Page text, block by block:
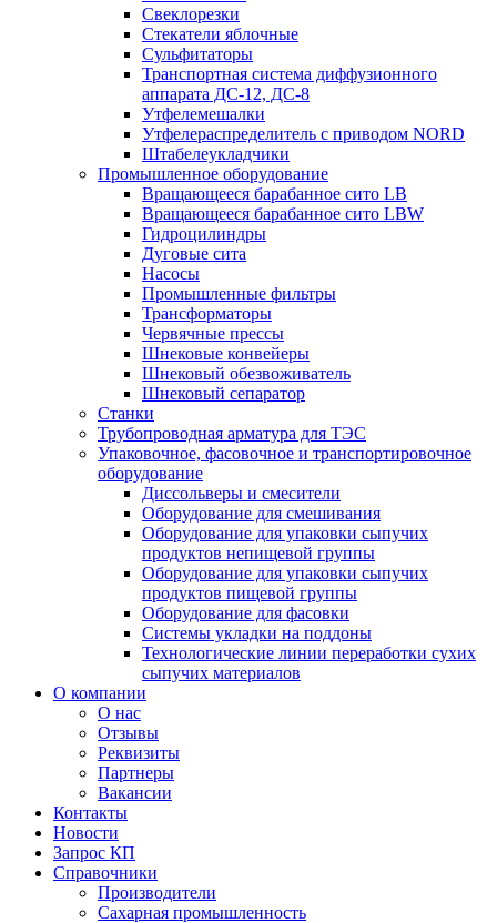
Свеклорезки
Стекатели яблочные
Сульфитаторы
Транспортная система диффузионного
аппарата ДС-12, ДС-8
Утфелемешалки
Утфелераспределитель с приводом NORD
Штабелеукладчики
Промышленное оборудование
Вращающееся барабанное сито LB
Вращающееся барабанное сито LBW
Гидроцилиндры
Дуговые сита
Насосы
Промышленные фильтры
Трансформаторы
Червячные прессы
Шнековые конвейеры
Шнековый обезвоживатель
Шнековый сепаратор
Станки
Трубопроводная арматура для ТЭС
Упаковочное, фасовочное и транспортировочное
оборудование
Диссольверы и смесители
Оборудование для смешивания
Оборудование для упаковки сыпучих
продуктов непищевой группы
Оборудование для упаковки сыпучих
продуктов пищевой группы
Оборудование для фасовки
Системы укладки на поддоны
Технологические линии переработки сухих
сыпучих материалов
О компании
О нас
Отзывы
Реквизиты
Партнеры
Вакансии
Контакты
Новости
Запрос КП
Справочники
Производители
Сахарная промышленность